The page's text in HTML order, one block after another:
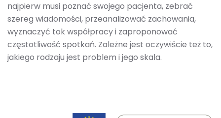
najpierw musi poznać swojego pacjenta, zebrać
szereg wiadomości, przeanalizować zachowania,
wyznaczyć tok współpracy i zaproponować
częstotliwość spotkań. Zależne jest oczywiście też to,
jakiego rodzaju jest problem i jego skala.